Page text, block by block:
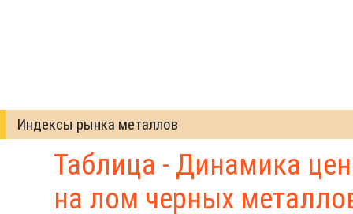
Индексы рынка металлов
Таблица - Динамика цен
на лом черных